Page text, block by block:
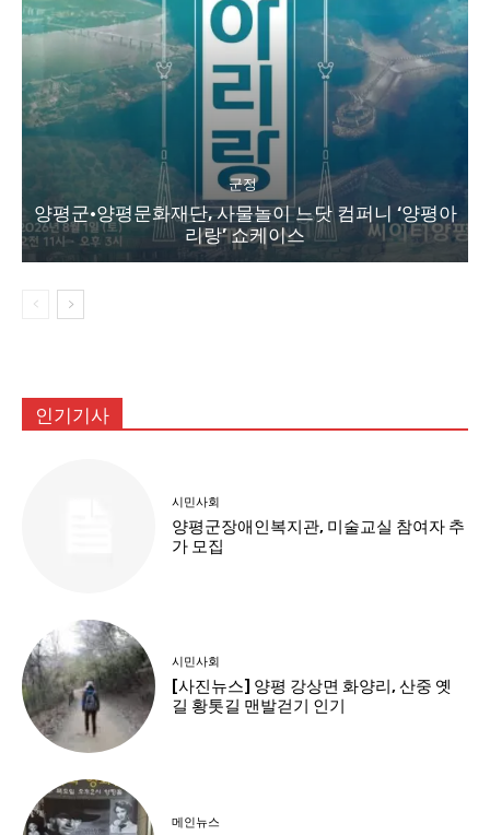
군정
양평군·양평문화재단, 사물놀이 느닷 컴퍼니 ‘양평아
리랑’ 쇼케이스
인기기사
시민사회
양평군장애인복지관, 미술교실 참여자 추
가 모집
시민사회
[사진뉴스] 양평 강상면 화양리, 산중 옛
길 황톳길 맨발걷기 인기
메인뉴스